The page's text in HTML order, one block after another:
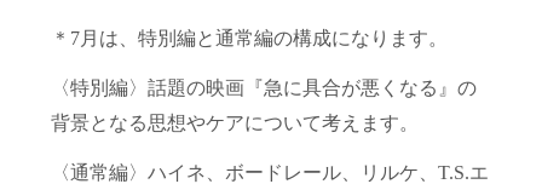
＊7月は、特別編と通常編の構成になります。
〈特別編〉話題の映画『急に具合が悪くなる』の
背景となる思想やケアについて考えます。
〈通常編〉ハイネ、ボードレール、リルケ、T.S.エ